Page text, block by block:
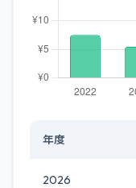
年度
2026